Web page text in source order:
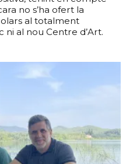
no s’ha ofert la
al totalment
al nou Centre d’Art.